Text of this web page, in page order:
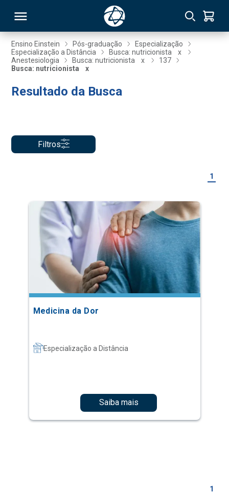
Ensino Einstein Pós-graduação
Especialização
Especialização a Distância
Busca: nutricionista
x
Anestesiologia
Busca: nutricionista x
137
Busca: nutricionista
x
Resultado da Busca
Filtros
1
Medicina da Dor
Especialização a Distância
Saiba mais
1